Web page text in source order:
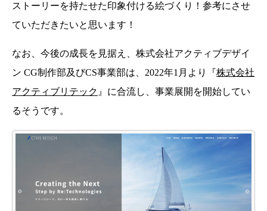
ストーリーを持たせた印象付ける絵づくり！参考にさせ
ていただきたいと思います！
なお、今後の成長を見据え、株式会社アクティブデザイ
ン CG制作部及びCS事業部は、2022年1月より『株式会社
アクティブリテック 』に合流し、事業展開を開始してい
るそうです。